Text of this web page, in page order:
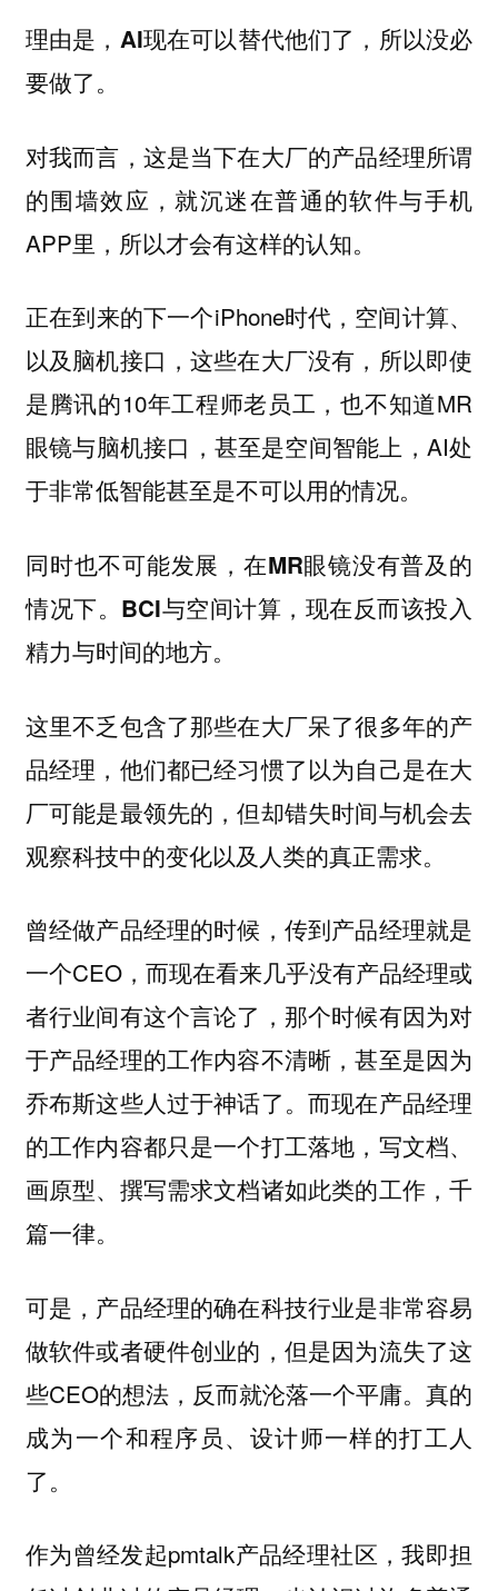
理由是，AI现在可以替代他们了，所以没必
要做了。
对我而言，这是当下在大厂的产品经理所谓
的围墙效应，就沉迷在普通的软件与手机
APP里，所以才会有这样的认知。
正在到来的下一个iPhone时代，空间计算、
以及脑机接口，这些在大厂没有，所以即使
是腾讯的10年工程师老员工，也不知道MR
眼镜与脑机接口，甚至是空间智能上，AI处
于非常低智能甚至是不可以用的情况。
同时也不可能发展，在MR眼镜没有普及的
情况下。BCI与空间计算，现在反而该投入
精力与时间的地方。
这里不乏包含了那些在大厂呆了很多年的产
品经理，他们都已经习惯了以为自己是在大
厂可能是最领先的，但却错失时间与机会去
观察科技中的变化以及人类的真正需求。
曾经做产品经理的时候，传到产品经理就是
一个CEO，而现在看来几乎没有产品经理或
者行业间有这个言论了，那个时候有因为对
于产品经理的工作内容不清晰，甚至是因为
乔布斯这些人过于神话了。而现在产品经理
的工作内容都只是一个打工落地，写文档、
画原型、撰写需求文档诸如此类的工作，千
篇一律。
可是，产品经理的确在科技行业是非常容易
做软件或者硬件创业的，但是因为流失了这
些CEO的想法，反而就沦落一个平庸。真的
成为一个和程序员、设计师一样的打工人
了。
作为曾经发起pmtalk产品经理社区，我即担